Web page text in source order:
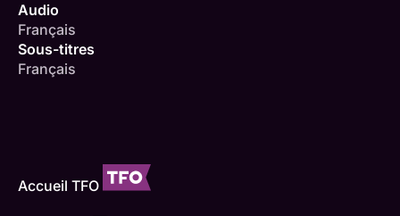
Audio
Français
Sous-titres
Français
Accueil TFO